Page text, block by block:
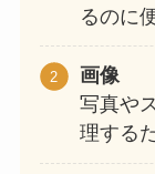
るのに
画像
写真や
理する